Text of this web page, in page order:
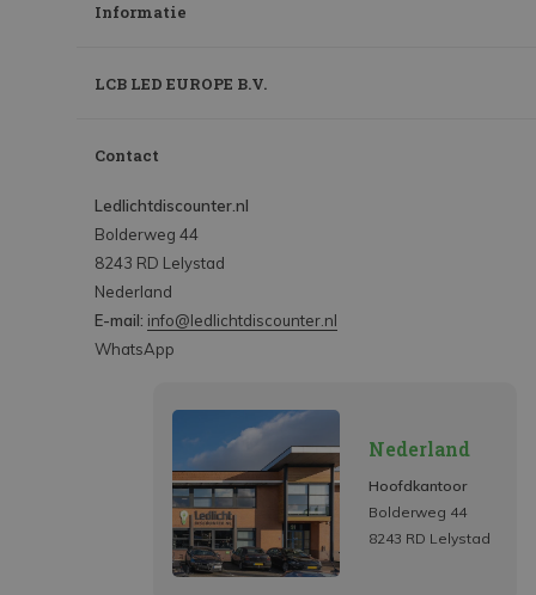
Informatie
LCB LED EUROPE B.V.
Contact
Ledlichtdiscounter.nl
Bolderweg 44
8243 RD Lelystad
Nederland
E-mail: info@ledlichtdiscounter.nl
WhatsApp
Nederland
Hoofdkantoor
Bolderweg 44
8243 RD Lelystad